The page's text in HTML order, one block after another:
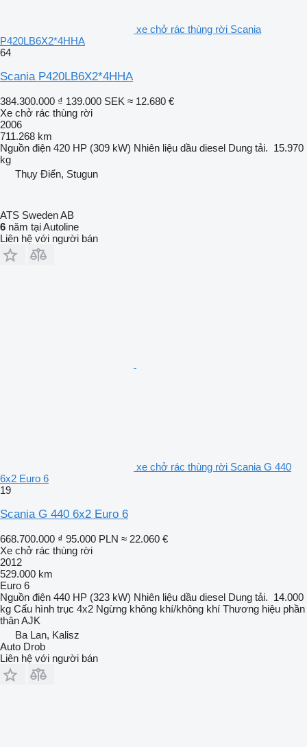
xe chở rác thùng rời Scania
P420LB6X2*4HHA
64
Scania P420LB6X2*4HHA
384.300.000 ₫ 139.000 SEK ≈ 12.680 €
Xe chở rác thùng rời
2006
711.268 km
Nguồn điện 420 HP (309 kW) Nhiên liệu dầu diesel Dung tải. 15.970
kg
Thụy Điển, Stugun
ATS Sweden AB
6 năm tại Autoline
Liên hệ với người bán
xe chở rác thùng rời Scania G 440
6x2 Euro 6
19
Scania G 440 6x2 Euro 6
668.700.000 ₫ 95.000 PLN ≈ 22.060 €
Xe chở rác thùng rời
2012
529.000 km
Euro 6
Nguồn điện 440 HP (323 kW) Nhiên liệu dầu diesel Dung tải. 14.000
kg Cấu hình trục 4x2 Ngừng không khí/không khí Thương hiệu phần
thânAJK
Ba Lan, Kalisz
Auto Drob
Liên hệ với người bán